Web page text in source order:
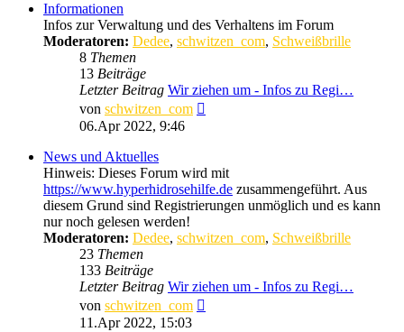
Informationen
Infos zur Verwaltung und des Verhaltens im Forum
Moderatoren: Dedee, schwitzen_com, Schweißbrille
8 Themen
13 Beiträge
Letzter Beitrag Wir ziehen um - Infos zu Regi…
von schwitzen_com
06.Apr 2022, 9:46
News und Aktuelles
Hinweis: Dieses Forum wird mit
https://www.hyperhidrosehilfe.de zusammengeführt. Aus
diesem Grund sind Registrierungen unmöglich und es kann
nur noch gelesen werden!
Moderatoren: Dedee, schwitzen_com, Schweißbrille
23 Themen
133 Beiträge
Letzter Beitrag Wir ziehen um - Infos zu Regi…
von schwitzen_com
11.Apr 2022, 15:03